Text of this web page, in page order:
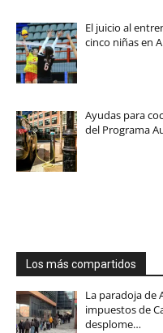
El juicio al
cinco niñas en
Ayudas para
del Programa
Los más compartidos
La paradoja de
impuestos de
desplome…